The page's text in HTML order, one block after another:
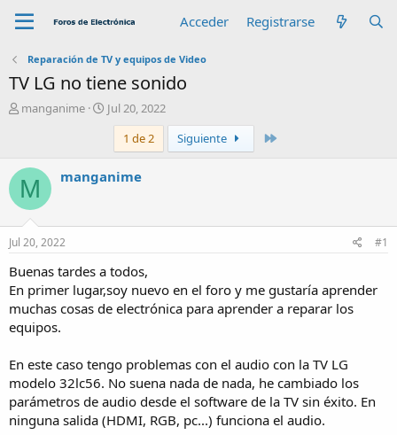
Acceder Registrarse
Reparación de TV y equipos de Video
TV LG no tiene sonido
A
r
manganime
F
a
d
c
o
Jul 20, 2022
1 de 2
Siguiente
M manganime
Jul 20, 2022 #1
Buenas tardes a todos,
En primer lugar,soy nuevo en el foro y me gustaría aprender
muchas cosas de electrónica para aprender a reparar los
equipos.
En este caso tengo problemas con el audio con la TV LG
modelo 32lc56. No suena nada de nada, he cambiado los
parámetros de audio desde el software de la TV sin éxito. En
ninguna salida (HDMI, RGB, pc...) funciona el audio.